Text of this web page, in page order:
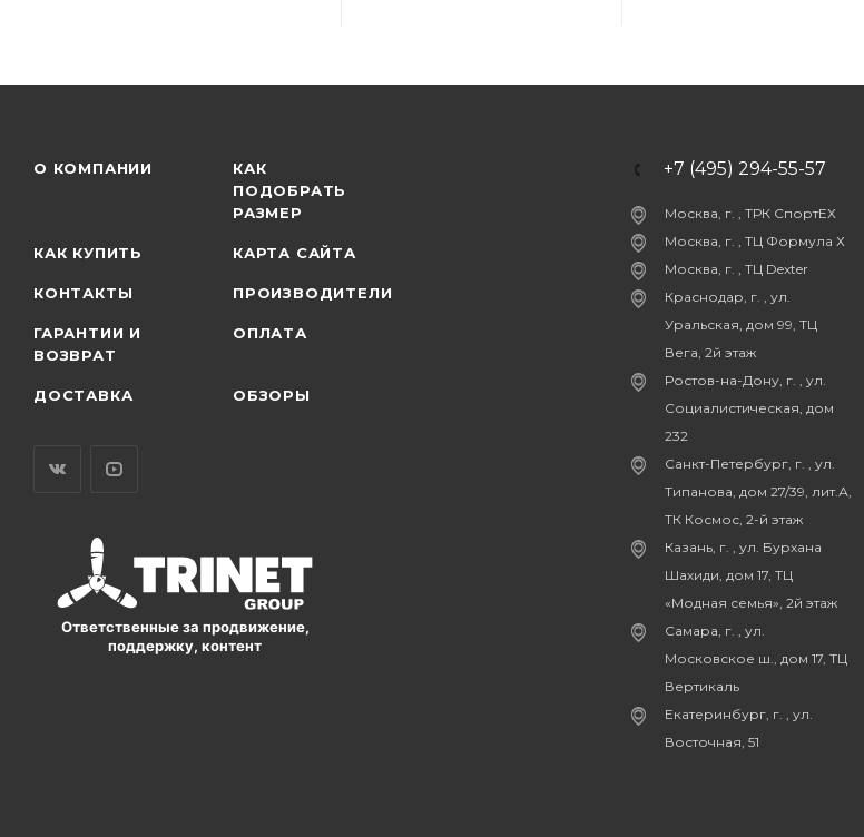
О КОМПАНИИ
КАК
ПОДОБРАТЬ
РАЗМЕР
КАК КУПИТЬ КАРТА САЙТА
КОНТАКТЫ ПРОИЗВОДИТЕЛИ
ГАРАНТИИ И
ВОЗВРАТ
ОПЛАТА
ДОСТАВКА ОБЗОРЫ
Ответственные за продвижение,
поддержку, контент
+7 (495) 294-55-57
Москва, г. , ТРК СпортЕХ
Москва, г. , ТЦ Формула Х
Москва, г. , ТЦ Dexter
Краснодар, г. , ул.
Уральская, дом 99, ТЦ
Вега, 2й этаж
Ростов-на-Дону, г. , ул.
Социалистическая, дом
232
Санкт-Петербург, г. , ул.
Типанова, дом 27/39, лит.А,
ТК Космос, 2-й этаж
Казань, г. , ул. Бурхана
Шахиди, дом 17, ТЦ
«Модная семья», 2й этаж
Самара, г. , ул.
Московское ш., дом 17, ТЦ
Вертикаль
Екатеринбург, г. , ул.
Восточная, 51